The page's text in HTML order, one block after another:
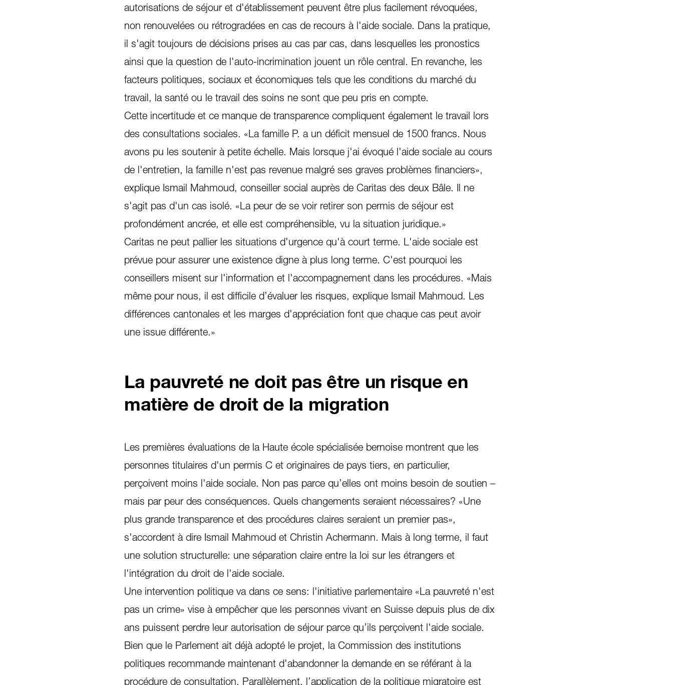
autorisations de séjour et d'établissement peuvent être plus facilement révoquées,
non renouvelées ou rétrogradées en cas de recours à l'aide sociale. Dans la pratique,
il s'agit toujours de décisions prises au cas par cas, dans lesquelles les pronostics
ainsi que la question de l'auto-incrimination jouent un rôle central. En revanche, les
facteurs politiques, sociaux et économiques tels que les conditions du marché du
travail, la santé ou le travail des soins ne sont que peu pris en compte.
Cette incertitude et ce manque de transparence compliquent également le travail lors
des consultations sociales. «La famille P. a un déficit mensuel de 1500 francs. Nous
avons pu les soutenir à petite échelle. Mais lorsque j'ai évoqué l'aide sociale au cours
de l'entretien, la famille n'est pas revenue malgré ses graves problèmes financiers»,
explique Ismail Mahmoud, conseiller social auprès de Caritas des deux Bâle. Il ne
s'agit pas d'un cas isolé. «La peur de se voir retirer son permis de séjour est
profondément ancrée, et elle est compréhensible, vu la situation juridique.»
Caritas ne peut pallier les situations d'urgence qu'à court terme. L'aide sociale est
prévue pour assurer une existence digne à plus long terme. C'est pourquoi les
conseillers misent sur l'information et l'accompagnement dans les procédures. «Mais
même pour nous, il est difficile d’évaluer les risques, explique Ismail Mahmoud. Les
différences cantonales et les marges d'appréciation font que chaque cas peut avoir
une issue différente.»
La pauvreté ne doit pas être un risque en
matière de droit de la migration
Les premières évaluations de la Haute école spécialisée bernoise montrent que les
personnes titulaires d'un permis C et originaires de pays tiers, en particulier,
perçoivent moins l'aide sociale. Non pas parce qu’elles ont moins besoin de soutien –
mais par peur des conséquences. Quels changements seraient nécessaires? «Une
plus grande transparence et des procédures claires seraient un premier pas»,
s'accordent à dire Ismail Mahmoud et Christin Achermann. Mais à long terme, il faut
une solution structurelle: une séparation claire entre la loi sur les étrangers et
l'intégration du droit de l'aide sociale.
Une intervention politique va dans ce sens: l'initiative parlementaire «La pauvreté n'est
pas un crime» vise à empêcher que les personnes vivant en Suisse depuis plus de dix
ans puissent perdre leur autorisation de séjour parce qu’ils perçoivent l'aide sociale.
Bien que le Parlement ait déjà adopté le projet, la Commission des institutions
politiques recommande maintenant d'abandonner la demande en se référant à la
procédure de consultation. Parallèlement, l’application de la politique migratoire est